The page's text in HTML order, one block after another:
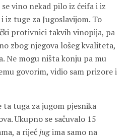
vino nekad pilo iz ćeifa i iz
i iz tuge za Jugoslavijom. To
protivnici takvih vinopija, pa
zbog njegova lošeg kvaliteta,
Ne mogu ništa konju pa mu
govorim, vidio sam prizore i
ta tuga za jugom pjesnika
Ukupno se sačuvalo 15
a riječjugima samo na